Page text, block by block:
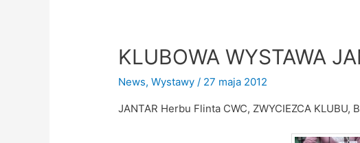
KLUBOWA WYSTAWA
News,Wystawy / 27 maja 2012
JANTAR Herbu Flinta CWC, ZWYCIEZCA KLUBU,